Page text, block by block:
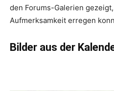
den Forums-Galerien
Aufmerksamkeit erregen
Bilder aus der